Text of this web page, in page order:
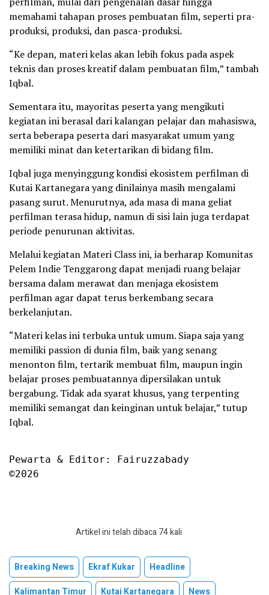
memahami tahapan proses pembuatan film, seperti pra-
produksi, produksi, dan pasca-produksi.
“Ke depan, materi kelas akan lebih fokus pada aspek
teknis dan proses kreatif dalam pembuatan film,” tambah
Iqbal.
Sementara itu, mayoritas peserta yang mengikuti
kegiatan ini berasal dari kalangan pelajar dan mahasiswa,
serta beberapa peserta dari masyarakat umum yang
memiliki minat dan ketertarikan di bidang film.
Iqbal juga menyinggung kondisi ekosistem perfilman di
Kutai Kartanegara yang dinilainya masih mengalami
pasang surut. Menurutnya, ada masa di mana geliat
perfilman terasa hidup, namun di sisi lain juga terdapat
periode penurunan aktivitas.
Melalui kegiatan Materi Class ini, ia berharap Komunitas
Pelem Indie Tenggarong dapat menjadi ruang belajar
bersama dalam merawat dan menjaga ekosistem
perfilman agar dapat terus berkembang secara
berkelanjutan.
“Materi kelas ini terbuka untuk umum. Siapa saja yang
memiliki passion di dunia film, baik yang senang
menonton film, tertarik membuat film, maupun ingin
belajar proses pembuatannya dipersilakan untuk
bergabung. Tidak ada syarat khusus, yang terpenting
memiliki semangat dan keinginan untuk belajar,” tutup
Iqbal.
Pewarta & Editor: Fairuzzabady
©2026
Artikel ini telah dibaca 74 kali
Breaking News Ekraf Kukar
Headline
Kalimantan Timur
Kutai Kartanegara News